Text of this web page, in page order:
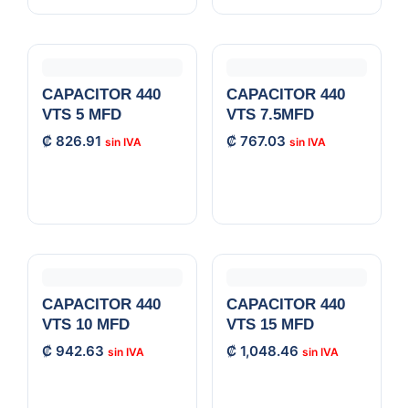
CAPACITOR 440
VTS 5 MFD
₡ 826.91
CAPACITOR 440
VTS 7.5MFD
₡ 767.03
CAPACITOR 440
VTS 10 MFD
₡ 942.63
CAPACITOR 440
VTS 15 MFD
₡ 1,048.46